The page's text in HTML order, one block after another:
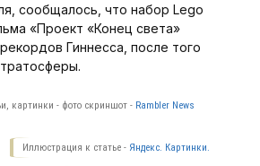
сообщалось, что набор Lego
«Проект «Конец света»
Гиннесса, после того
картинки - фото скриншот - Rambler News
Иллюстрация к статье - Яндекс. Картинки.